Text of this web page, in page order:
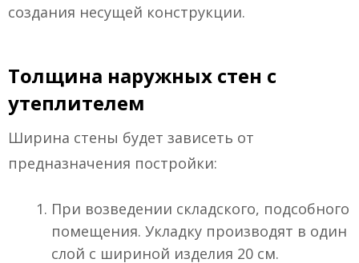
создания несущей конструкции.
Толщина наружных стен с
утеплителем
Ширина стены будет зависеть от
предназначения постройки:
При возведении складского, подсобного
помещения. Укладку производят в один
слой с шириной изделия 20 см.